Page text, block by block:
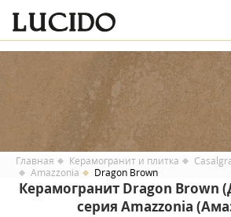
Главная Керамогранит и плитка
Amazzonia
Dragon Brown
Керамогранит Dragon Brown
серия Amazzonia